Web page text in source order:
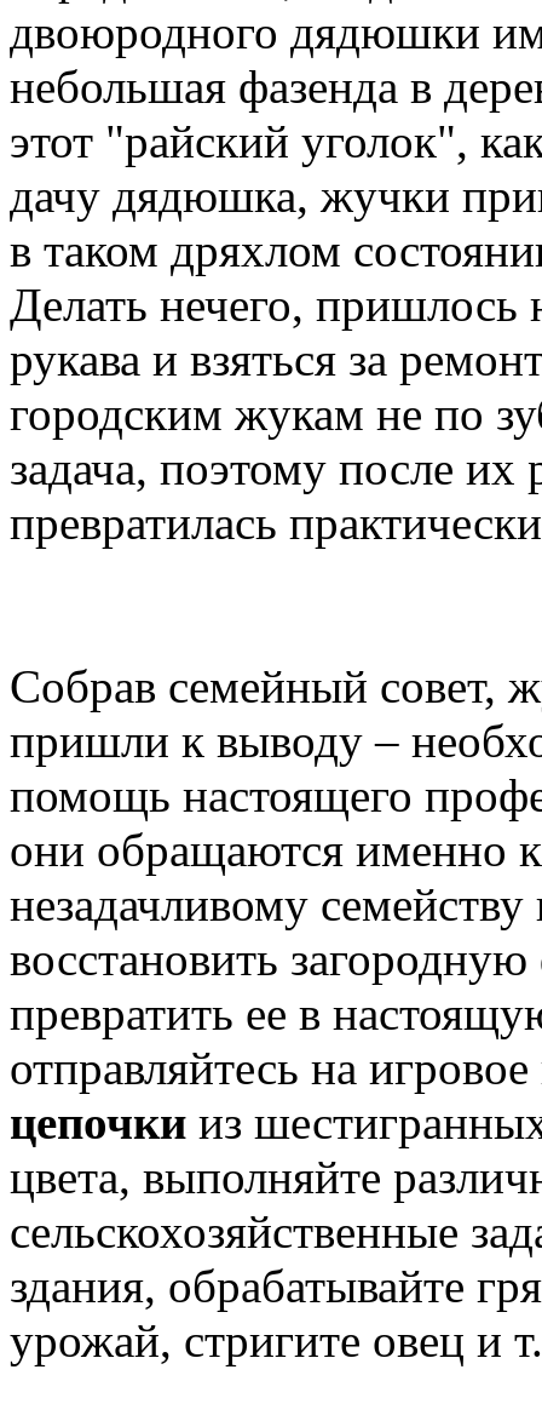
двоюродного дядюшки им
небольшая фазенда в
этот "райский уголок",
дачу дядюшка, жучки
в таком дряхлом
Делать нечего, пришлось
рукава и взяться за
городским жукам не по
задача, поэтому после их
превратилась
Собрав семейный совет,
пришли к выводу –
помощь настоящего
они обращаются именно
незадачливому
восстановить
превратить ее в
отправляйтесь на
цепочки из
цвета, выполняйте
сельскохозяйственные
здания, обрабатывайте
урожай, стригите овец и